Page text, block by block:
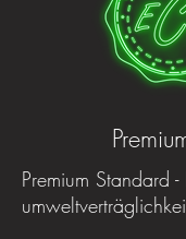
Premium Standard -